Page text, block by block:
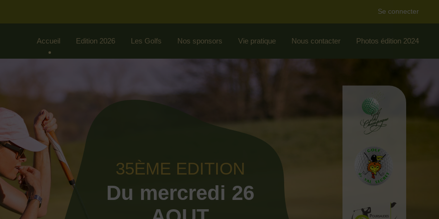
Se connecter
Accueil Edition 2026 Les Golfs Nos sponsors Vie pratique Nous contacter Photos édition 2024
35ÈME EDITION
Du mercredi 26